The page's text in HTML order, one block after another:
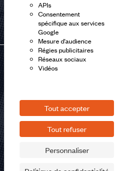
APIs
Consentement
spécifique aux services
Google
Mesure d'audience
Régies publicitaires
Réseaux sociaux
Vidéos
Tout accepter
Tout refuser
Personnaliser
Nous
©2026